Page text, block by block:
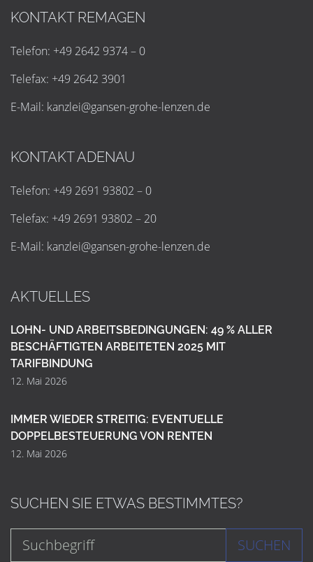
KONTAKT REMAGEN
Telefon: +49 2642 9374 – 0
Telefax: +49 2642 3901
E-Mail: kanzlei@gansen-grohe-lenzen.de
KONTAKT ADENAU
Telefon: +49 2691 93802 – 0
Telefax: +49 2691 93802 – 20
E-Mail: kanzlei@gansen-grohe-lenzen.de
AKTUELLES
LOHN- UND ARBEITSBEDINGUNGEN: 49 % ALLER
BESCHÄFTIGTEN ARBEITETEN 2025 MIT
TARIFBINDUNG
12. Mai 2026
IMMER WIEDER STREITIG: EVENTUELLE
DOPPELBESTEUERUNG VON RENTEN
12. Mai 2026
SUCHEN SIE ETWAS BESTIMMTES?
SUCHEN